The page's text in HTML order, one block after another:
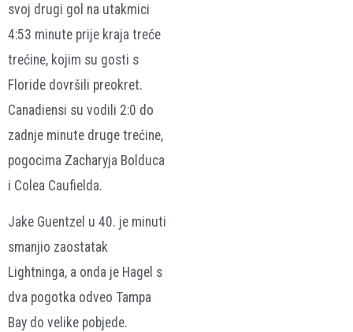
svoj drugi gol na utakmici
4:53 minute prije kraja treće
trećine, kojim su gosti s
Floride dovršili preokret.
Canadiensi su vodili 2:0 do
zadnje minute druge trećine,
pogocima Zacharyja Bolduca
i Colea Caufielda.
Jake Guentzel u 40. je minuti
smanjio zaostatak
Lightninga, a onda je Hagel s
dva pogotka odveo Tampa
Bay do velike pobjede.